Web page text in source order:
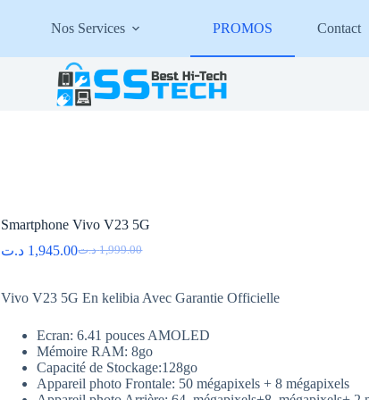
Nos Services PROMOS Contact
Smartphone Vivo V23 5G
1,999.00 د.تLe
était :
1,945.00 د.ت
Le
est :
Vivo V23 5G En kelibia Avec Garantie Officielle
Ecran: 6.41 pouces AMOLED
Mémoire RAM: 8go
Capacité de Stockage:128go
Appareil photo Frontale: 50 mégapixels + 8 mégapixels